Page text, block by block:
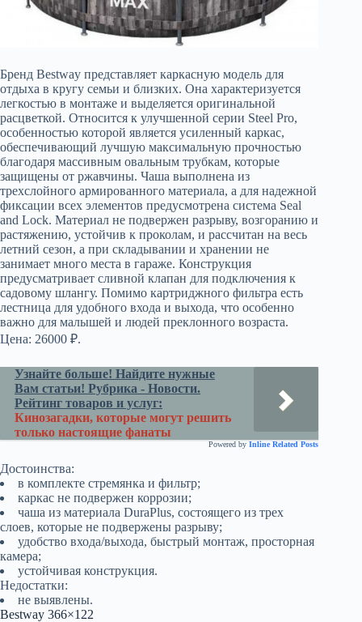
Бренд Bestway представляет каркасную модель для
отдыха в кругу семьи и близких. Она характеризуется
легкостью в монтаже и выделяется оригинальной
расцветкой. Относится к улучшенной серии Steel Pro,
особенностью которой является усиленный каркас,
обеспечивающий лучшую максимальную прочностью
благодаря массивным овальным трубкам, которые
защищены от ржавчины. Чаша выполнена из
трехслойного армированного материала, а для надежной
фиксации всех элементов предусмотрена система Seal
and Lock. Материал не подвержен разрыву, возгоранию и
растяжению, устойчив к проколам, и рассчитан на весь
летний сезон, а при складывании и хранении не
занимает много места в гараже. Конструкция
предусматривает сливной клапан для подключения к
садовому шлангу. Помимо картриджного фильтра есть
лестница для удобного входа и выхода, что особенно
важно для малышей и людей преклонного возраста.
Цена: 26000 ₽.
Узнайте больше! Найдите нужные
Вам статьи! Рубрика - Новости.
Рейтинг товаров и услуг:
Кинозагадки, которые могут решить
только настоящие фанаты
Powered by Inline Related Posts
Достоинства:
в комплекте стремянка и фильтр;
каркас не подвержен коррозии;
чаша из материала DuraPlus, состоящего из трех
слоев, которые не подвержены разрыву;
удобство входа/выхода, быстрый монтаж, просторная
камера;
устойчивая конструкция.
Недостатки:
не выявлены.
Bestway 366×122